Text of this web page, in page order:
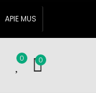
APIE MUS
0 0